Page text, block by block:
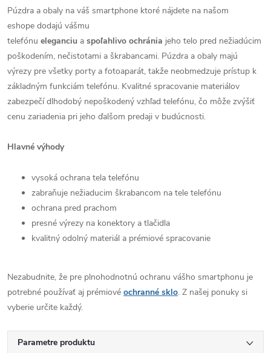
Púzdra a obaly na váš smartphone ktoré nájdete na našom
eshope dodajú vášmu
telefónu eleganciu a spoľahlivo ochránia jeho telo pred nežiadúcim
poškodením, nečistotami a škrabancami. Púzdra a obaly majú
výrezy pre všetky porty a fotoaparát, takže neobmedzuje prístup k
základným funkciám telefónu. Kvalitné spracovanie materiálov
zabezpečí dlhodobý nepoškodený vzhľad telefónu, čo môže zvýšiť
cenu zariadenia pri jeho ďalšom predaji v budúcnosti.
Hlavné výhody
vysoká ochrana tela telefónu
zabraňuje nežiaducim škrabancom na tele telefónu
ochrana pred prachom
presné výrezy na konektory a tlačidla
kvalitný odolný materiál a prémiové spracovanie
Nezabudnite, že pre plnohodnotnú ochranu vášho smartphonu je
potrebné používať aj prémiové ochranné sklo. Z našej ponuky si
vyberie určite každý.
Parametre produktu